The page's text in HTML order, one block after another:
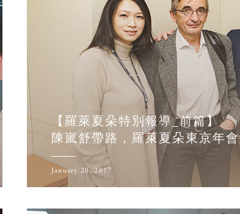
【羅萊夏朵特別報導_前篇】
陳嵐舒帶路，羅萊夏朵東京年會
January 20, 2017